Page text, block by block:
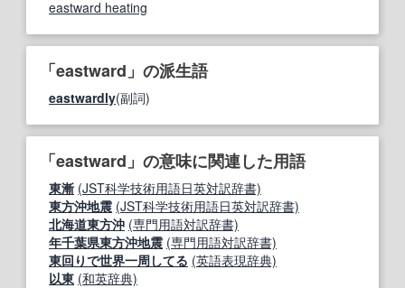
eastward heating
「eastward」の派生語
eastwardly(副詞)
「eastward」の意味に関連した用語
東漸 (JST科学技術用語日英対訳辞書)
東方沖地震 (JST科学技術用語日英対訳辞書)
北海道東方沖 (専門用語対訳辞書)
年千葉県東方沖地震 (専門用語対訳辞書)
東回りで世界一周してる (英語表現辞典)
以東 (和英辞典)